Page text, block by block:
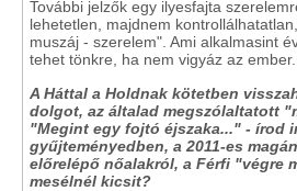
További jelzők egy ilyesfajta
lehetetlen, majdnem
muszáj - szerelem". Ami alkalmasint
tehet tönkre, ha nem vigyáz az ember.
A Háttal a Holdnak kötetben
dolgot, az általad megszólaltatott
"Megint egy fojtó éjszaka..." - írod
gyűjteményedben, a 2011-es
előrelépő nőalakról, a Férfi "végre
mesélnél kicsit?